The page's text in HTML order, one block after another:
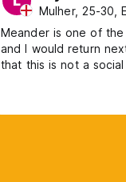
Mulher, 25-30,
Meander is one of
and I would return
that this is not a